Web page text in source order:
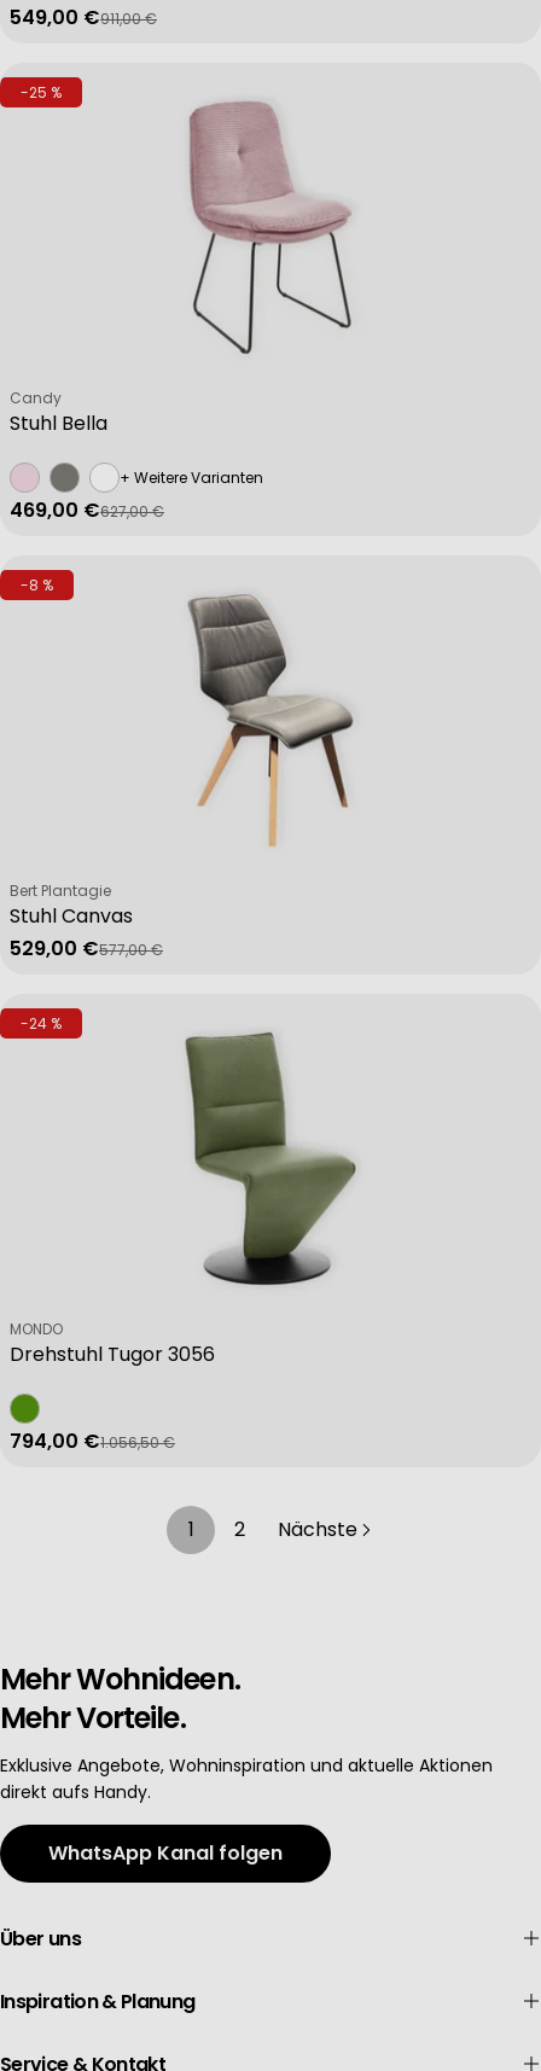
Verkaufspreis
549,00 €
Regulärer Preis
911,00 €
-25 %
Stuhl Bella
Verkäufer:
Candy
+ Weitere Varianten
Verkaufspreis
469,00 €
Regulärer Preis
627,00 €
-8 %
Stuhl Canvas
Verkäufer:
Bert Plantagie
Verkaufspreis
529,00 €
Regulärer Preis
577,00 €
-24 %
Drehstuhl Tugor 3056
Verkäufer:
MONDO
Verkaufspreis
794,00 €
Regulärer Preis
1.056,50 €
1 2 Nächste
Mehr Wohnideen.
Mehr Vorteile.
Exklusive Angebote, Wohninspiration und aktuelle Aktionen
direkt aufs Handy.
WhatsApp Kanal folgen
Über uns
Inspiration & Planung
Service & Kontakt